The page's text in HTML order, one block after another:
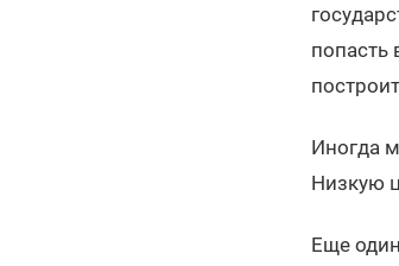
попасть
Иногда
Низкую
Еще